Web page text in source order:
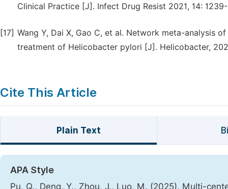
Clinical Practice [J]. Infect Drug Resist 2021, 14:
[17]
Wang Y, Dai X, Gao C, et al. Network meta-analysis
treatment of Helicobacter pylori [J]. Helicobacter,
Cite This Article
Plain Text
APA Style
Pu, Q., Deng, Y., Zhou, J., Luo, M. (2025). Multi-